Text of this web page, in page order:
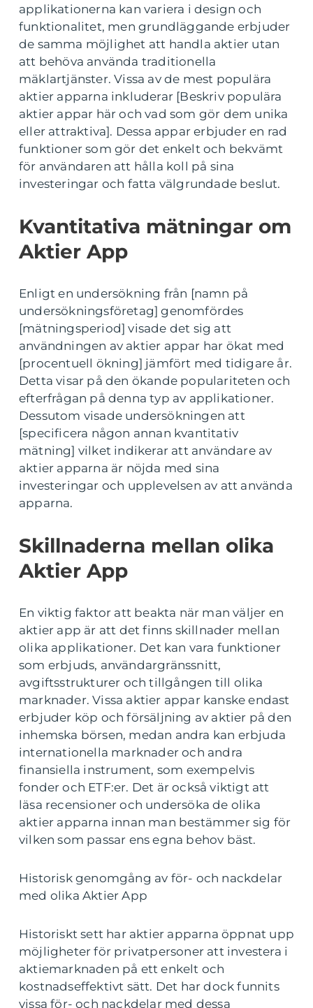
applikationerna kan variera i design och
funktionalitet, men grundläggande erbjuder
de samma möjlighet att handla aktier utan
att behöva använda traditionella
mäklartjänster. Vissa av de mest populära
aktier apparna inkluderar [Beskriv populära
aktier appar här och vad som gör dem unika
eller attraktiva]. Dessa appar erbjuder en rad
funktioner som gör det enkelt och bekvämt
för användaren att hålla koll på sina
investeringar och fatta välgrundade beslut.
Kvantitativa mätningar om
Aktier App
Enligt en undersökning från [namn på
undersökningsföretag] genomfördes
[mätningsperiod] visade det sig att
användningen av aktier appar har ökat med
[procentuell ökning] jämfört med tidigare år.
Detta visar på den ökande populariteten och
efterfrågan på denna typ av applikationer.
Dessutom visade undersökningen att
[specificera någon annan kvantitativ
mätning] vilket indikerar att användare av
aktier apparna är nöjda med sina
investeringar och upplevelsen av att använda
apparna.
Skillnaderna mellan olika
Aktier App
En viktig faktor att beakta när man väljer en
aktier app är att det finns skillnader mellan
olika applikationer. Det kan vara funktioner
som erbjuds, användargränssnitt,
avgiftsstrukturer och tillgången till olika
marknader. Vissa aktier appar kanske endast
erbjuder köp och försäljning av aktier på den
inhemska börsen, medan andra kan erbjuda
internationella marknader och andra
finansiella instrument, som exempelvis
fonder och ETF:er. Det är också viktigt att
läsa recensioner och undersöka de olika
aktier apparna innan man bestämmer sig för
vilken som passar ens egna behov bäst.
Historisk genomgång av för- och nackdelar
med olika Aktier App
Historiskt sett har aktier apparna öppnat upp
möjligheter för privatpersoner att investera i
aktiemarknaden på ett enkelt och
kostnadseffektivt sätt. Det har dock funnits
vissa för- och nackdelar med dessa